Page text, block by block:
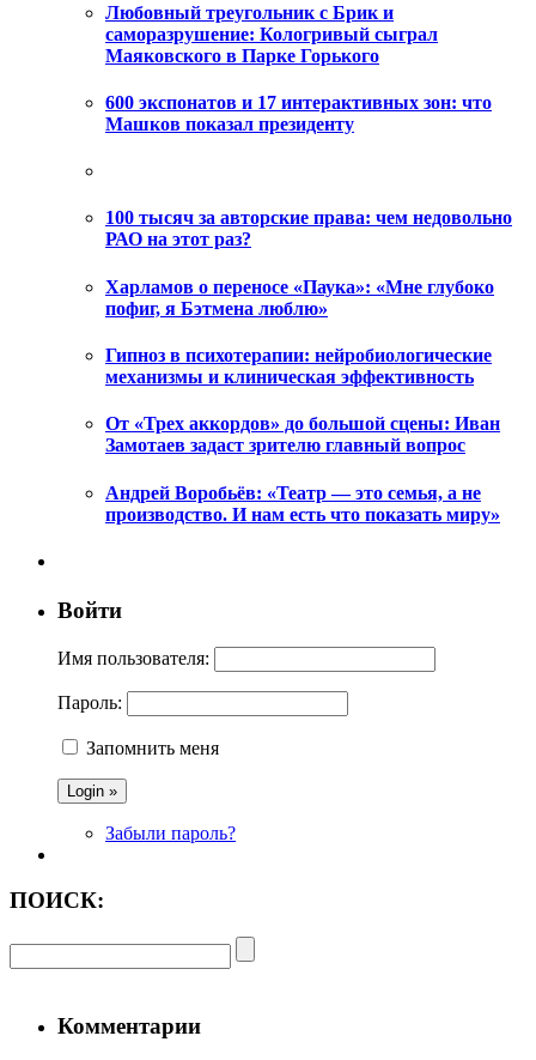
Любовный треугольник с Брик и
саморазрушение: Кологривый сыграл
Маяковского в Парке Горького
600 экспонатов и 17 интерактивных зон: что
Машков показал президенту
100 тысяч за авторские права: чем недовольно
РАО на этот раз?
Харламов о переносе «Паука»: «Мне глубоко
пофиг, я Бэтмена люблю»
Гипноз в психотерапии: нейробиологические
механизмы и клиническая эффективность
От «Трех аккордов» до большой сцены: Иван
Замотаев задаст зрителю главный вопрос
Андрей Воробьёв: «Театр — это семья, а не
производство. И нам есть что показать миру»
Войти
Имя пользователя:
Пароль:
Запомнить меня
Забыли пароль?
ПОИСК:
Комментарии